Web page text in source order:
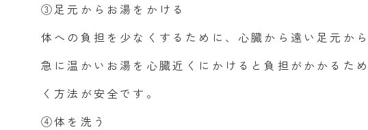
③足元からお湯をかける
体への負担を少なくするために、心臓から遠い足元か
急に温かいお湯を心臓近くにかけると負担がかかるた
く方法が安全です。
④体を洗う